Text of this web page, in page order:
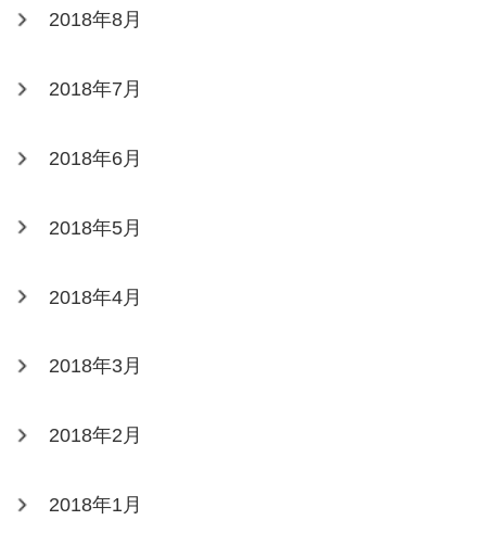
2018年8月
2018年7月
2018年6月
2018年5月
2018年4月
2018年3月
2018年2月
2018年1月